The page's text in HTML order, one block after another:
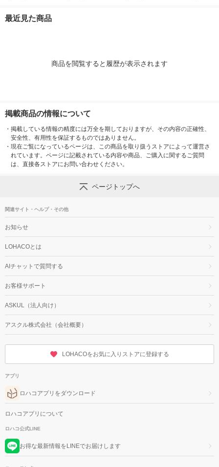
最近見た商品
商品を閲覧すると履歴が表示されます
掲載商品の情報について
・ 掲載している情報の精度には万全を期しておりますが、その内容の正確性、
安全性、有用性を保証するものではありません。
・ 現在ご覧になっているページは、この商品を取り扱うストアによって運営さ
れています。ページに記載されている内容や商品、ご購入に関するご質問
は、直接各ストアにお問い合わせください。
ページトップへ
関連サイト・ヘルプ・その他
お知らせ
LOHACOとは
AIチャットで質問する
お客様サポート
ASKUL（法人向け）
アスクル株式会社（会社概要）
LOHACOをお気に入りストアに登録する
アプリ
ロハコアプリをダウンロード
ロハコアプリについて
ロハコ公式LINE
お得な最新情報をLINEでお届けします